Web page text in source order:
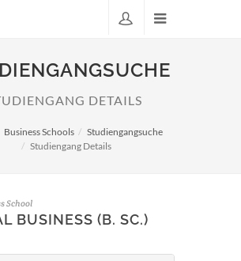
DETAILS
Business Schools
Studiengangsuche
Studiengang Details
School
BUSINESS (B. SC.)